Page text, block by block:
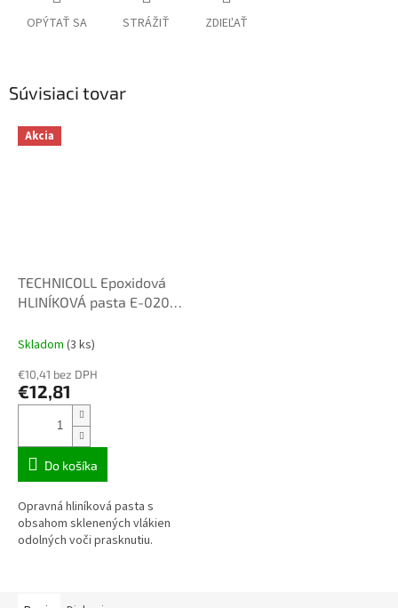
OPÝTAŤ SA STRÁŽIŤ ZDIEĽAŤ
Súvisiaci tovar
Akcia
TECHNICOLL Epoxidová
HLINÍKOVÁ pasta E-020
Skladom (3 ks)
€10,41 bez DPH
€12,81
Do košíka
Opravná hliníková pasta s
obsahom sklenených vlákien
odolných voči prasknutiu.